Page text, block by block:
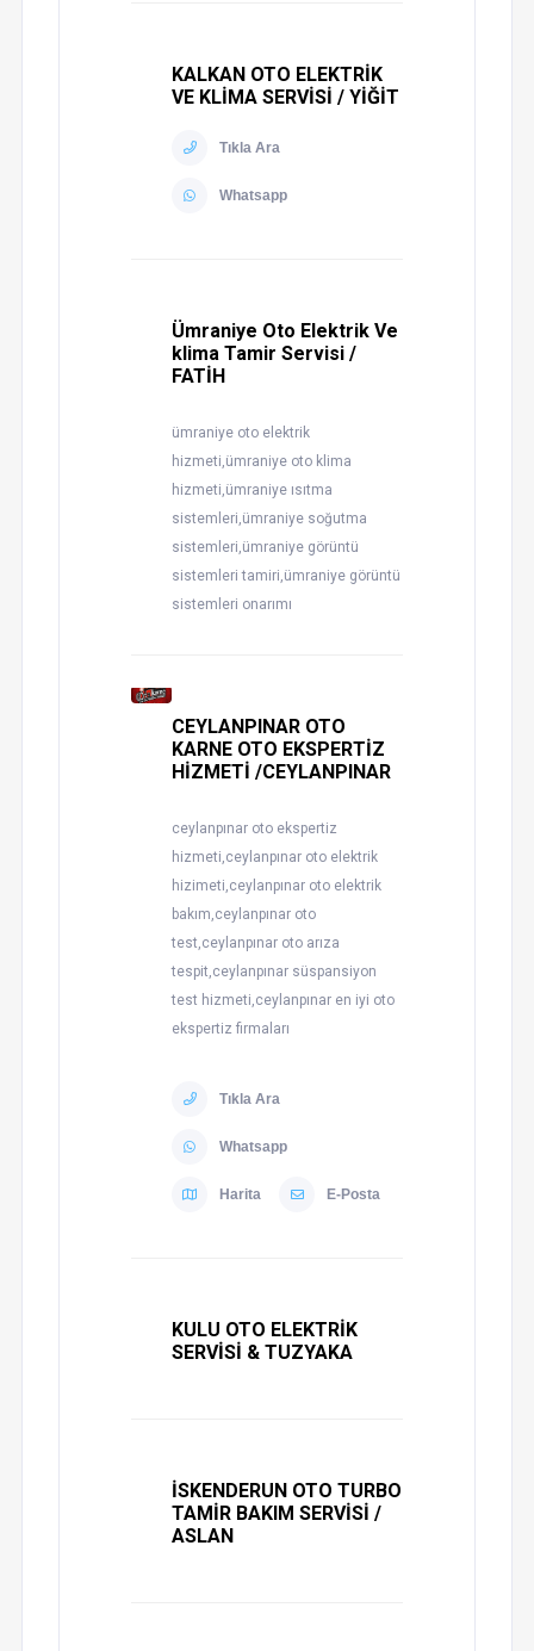
KALKAN OTO ELEKTRİK
VE KLİMA SERVİSİ / YİĞİT
Tıkla Ara
Whatsapp
Ümraniye Oto Elektrik Ve
klima Tamir Servisi /
FATİH
ümraniye oto elektrik
hizmeti,ümraniye oto klima
hizmeti,ümraniye ısıtma
sistemleri,ümraniye soğutma
sistemleri,ümraniye görüntü
sistemleri tamiri,ümraniye görüntü
sistemleri onarımı
CEYLANPINAR OTO
KARNE OTO EKSPERTİZ
HİZMETİ /CEYLANPINAR
ceylanpınar oto ekspertiz
hizmeti,ceylanpınar oto elektrik
hizimeti,ceylanpınar oto elektrik
bakım,ceylanpınar oto
test,ceylanpınar oto arıza
tespit,ceylanpınar süspansiyon
test hizmeti,ceylanpınar en iyi oto
ekspertiz firmaları
Tıkla Ara
Whatsapp
Harita E-Posta
KULU OTO ELEKTRİK
SERVİSİ & TUZYAKA
İSKENDERUN OTO TURBO
TAMİR BAKIM SERVİSİ /
ASLAN